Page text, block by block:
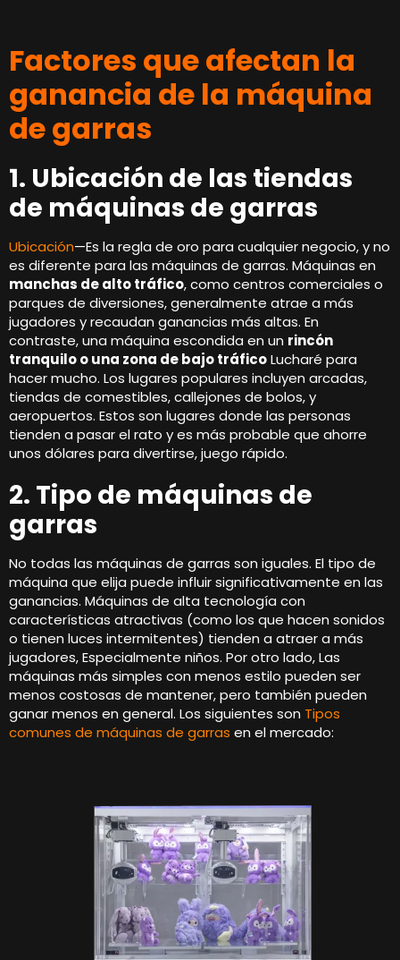
Factores que afectan la
ganancia de la máquina
de garras
1. Ubicación de las tiendas
de máquinas de garras
Ubicación—Es la regla de oro para cualquier negocio, y no
es diferente para las máquinas de garras. Máquinas en
manchas de alto tráfico, como centros comerciales o
parques de diversiones, generalmente atrae a más
jugadores y recaudan ganancias más altas. En
contraste, una máquina escondida en un rincón
tranquilo o una zona de bajo tráficoLucharé para
hacer mucho. Los lugares populares incluyen arcadas,
tiendas de comestibles, callejones de bolos, y
aeropuertos. Estos son lugares donde las personas
tienden a pasar el rato y es más probable que ahorre
unos dólares para divertirse, juego rápido.
2. Tipo de máquinas de
garras
No todas las máquinas de garras son iguales. El tipo de
máquina que elija puede influir significativamente en las
ganancias. Máquinas de alta tecnología con
características atractivas (como los que hacen sonidos
o tienen luces intermitentes) tienden a atraer a más
jugadores, Especialmente niños. Por otro lado, Las
máquinas más simples con menos estilo pueden ser
menos costosas de mantener, pero también pueden
ganar menos en general. Los siguientes son Tipos
comunes de máquinas de garras en el mercado: